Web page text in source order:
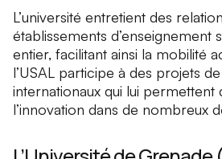
L’université entretient des
établissements d’enseignement
entier, facilitant ainsi la mobilité
l’USAL participe à des projets
internationaux qui lui permettent
l’innovation dans de nombreux